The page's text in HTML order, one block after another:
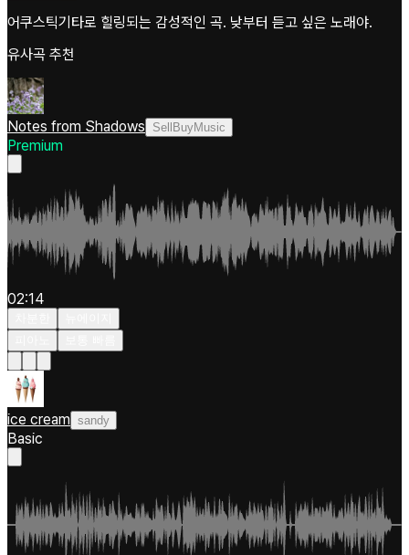
어쿠스틱기타로 힐링되는 감성적인 곡. 낮부터 듣고 싶은 노래야.
유사곡 추천
Notes from Shadows SellBuyMusic
Premium
02:14
ice cream sandy
Basic